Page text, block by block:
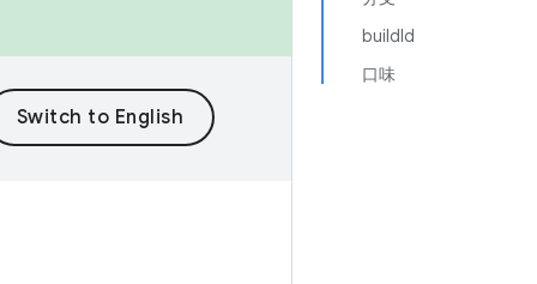
buildId
口味